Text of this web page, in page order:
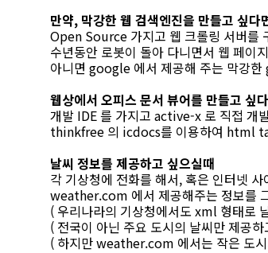
만약, 막강한 웹 검색엔진을 만들고 싶다
Open Source 가지고 웹 크롤링 서버를
수년동안 로봇이 돌아 다니면서 웹 페이
아니면 google 에서 제공해 주는 막강
웹상에서 오피스 문서 뷰어를 만들고 싶
개발 IDE 를 가지고 active-x 로 직접 개
thinkfree 의 icdocs를 이용하여 html
날씨 정보를 제공하고 싶으실때
각 기상청에 전화를 해서, 혹은 인터넷
weather.com 에서 제공해주는 정보를
( 우리나라의 기상청에서도 xml 형태로
( 전국이 아닌 주요 도시의 날씨만 제공
( 하지만 weather.com 에서는 작은 도